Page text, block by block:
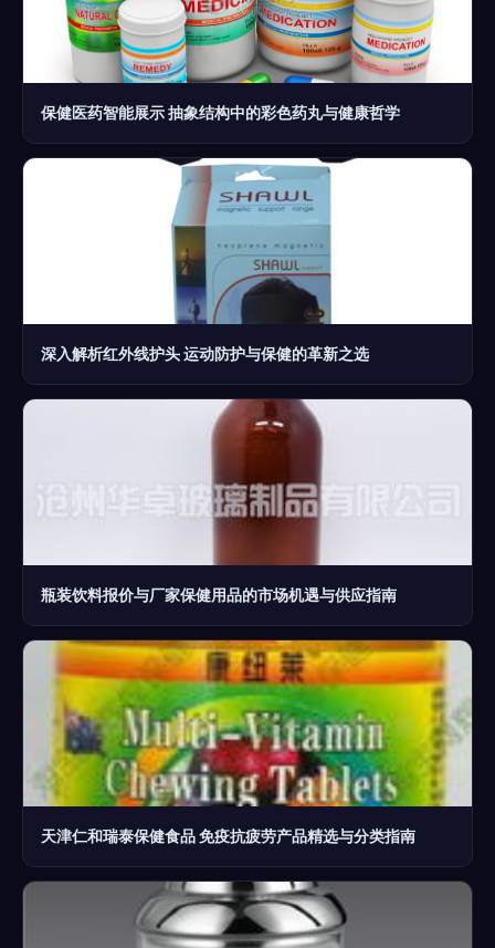
保健医药智能展示 抽象结构中的彩色药丸与健康哲学
深入解析红外线护头 运动防护与保健的革新之选
瓶装饮料报价与厂家保健用品的市场机遇与供应指南
天津仁和瑞泰保健食品 免疫抗疲劳产品精选与分类指南